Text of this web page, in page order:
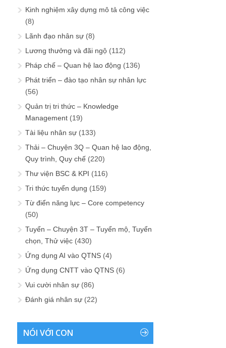
Kinh nghiệm xây dựng mô tả công việc
(8)
Lãnh đạo nhân sự (8)
Lương thưởng và đãi ngộ (112)
Pháp chế – Quan hệ lao động (136)
Phát triển – đào tạo nhân sự nhân lực
(56)
Quản trị tri thức – Knowledge
Management (19)
Tài liệu nhân sự (133)
Thải – Chuyện 3Q – Quan hệ lao động,
Quy trình, Quy chế (220)
Thư viện BSC & KPI (116)
Tri thức tuyển dụng (159)
Từ điển năng lực – Core competency
(50)
Tuyển – Chuyện 3T – Tuyển mộ, Tuyển
chọn, Thử việc (430)
Ứng dụng AI vào QTNS (4)
Ứng dụng CNTT vào QTNS (6)
Vui cười nhân sự (86)
Đánh giá nhân sự (22)
NÓI VỚI CON